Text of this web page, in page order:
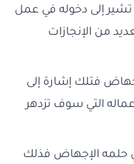
تشير إلى دخوله في عمل
من الإنجازات
فتلك إشارة إلى
التي سوف تزدهر
حلمه الإجهاض فذلك